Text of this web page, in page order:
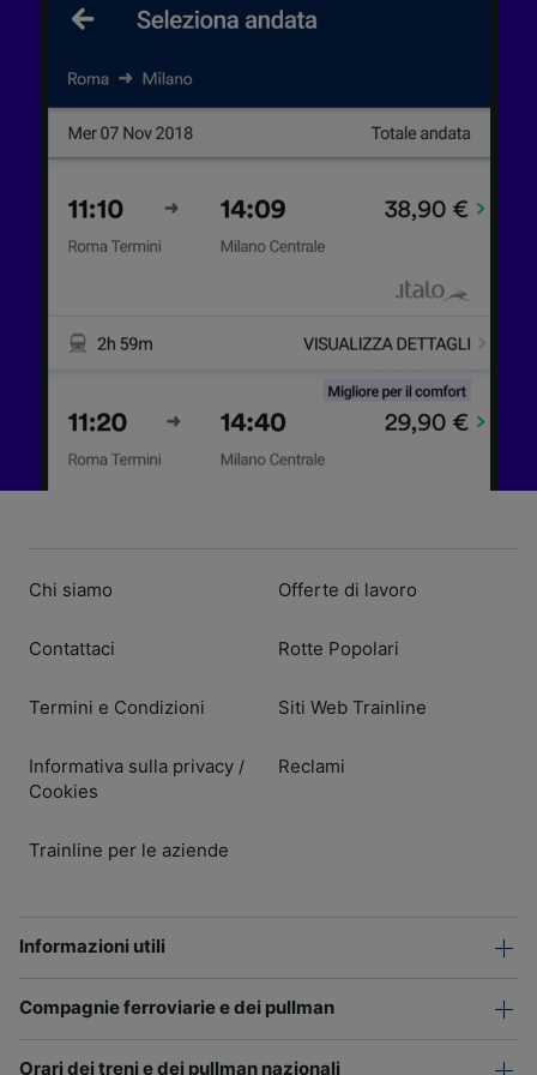
Chi siamo
Contattaci
Termini e Condizioni
Informativa sulla privacy /
Cookies
Trainline per le aziende
Offerte di lavoro
Rotte Popolari
Siti Web Trainline
Reclami
Informazioni utili
Compagnie ferroviarie e dei pullman
Orari dei treni e dei pullman nazionali
Utilizzare dati di geolocalizzazione precisi.
dispositivo ai fini dell’identificazione.
personalizzati, misurazione delle prestazioni
dei contenuti e degli annunci, ricerche sul
Elenco dei partner (fornitori)